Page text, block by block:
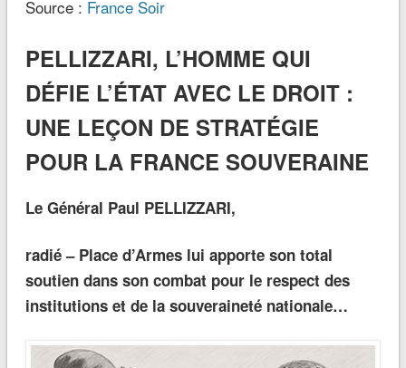
Source : France Soir
PELLIZZARI, L’HOMME QUI
DÉFIE L’ÉTAT AVEC LE DROIT :
UNE LEÇON DE STRATÉGIE
POUR LA FRANCE SOUVERAINE
Le Général Paul PELLIZZARI,
radié – Place d’Armes lui apporte son total
soutien dans son combat pour le respect des
institutions et de la souveraineté nationale…